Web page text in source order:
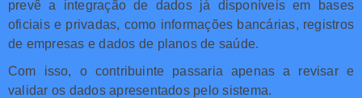
prevê a integração de dados já disponíveis em bases
oficiais e privadas, como informações bancárias, registros
de empresas e dados de planos de saúde.
Com isso, o contribuinte passaria apenas a revisar e
validar os dados apresentados pelo sistema.